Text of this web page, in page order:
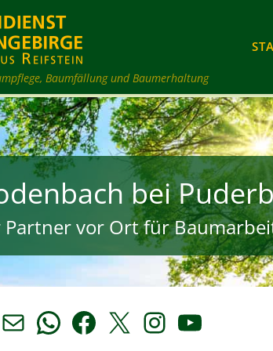
Baumfällung und Baumerhaltung
bei
Partner vor Ort für
E-Mail
WhatsApp
Facebook
X Instagram
YouTube